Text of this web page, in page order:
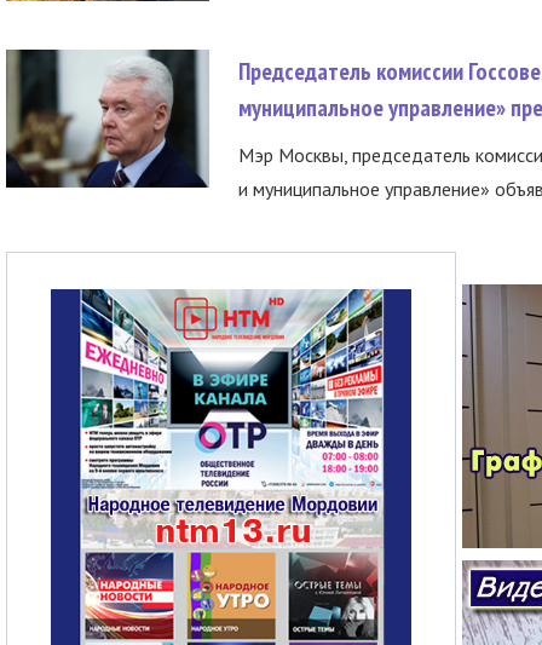
Председатель комиссии
муниципальное управление»
Мэр Москвы, председатель
и муниципальное управление»